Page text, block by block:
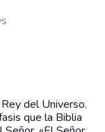
del Universo.
que la Biblia